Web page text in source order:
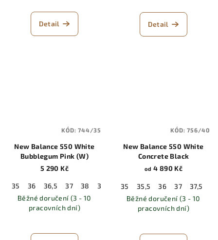
Detail Detail
New Balance 550 White
Bubblegum Pink (W)
5 290 Kč
35 36 36,5 37 38 39 40 40,5 41 41,5 42,5
Běžné doručení (3 - 10
pracovních dní)
KÓD:744/35
New Balance 550 White
Concrete Black
od 4 890 Kč
35 35,5 36 37 37,5
Běžné doručení (3 - 10
pracovních dní)
KÓD:756/40